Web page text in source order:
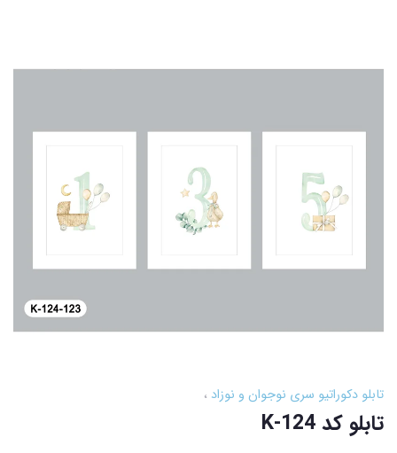
تابلو دکوراتیو سری نوجوان و نوزاد
تابلو کد K-124